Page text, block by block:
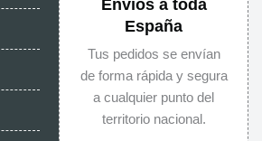
Envíos a toda
España
Tus pedidos se envían
de forma rápida y segura
a cualquier punto del
territorio nacional.